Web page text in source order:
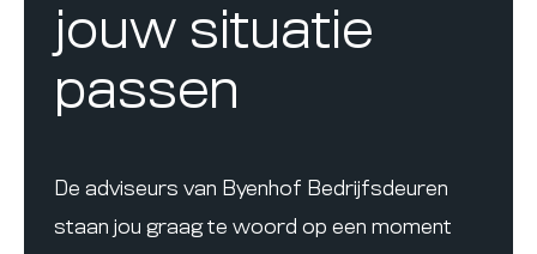
jouw situatie
passen
De adviseurs van Byenhof Bedrijfsdeuren
staan jou graag te woord op een moment